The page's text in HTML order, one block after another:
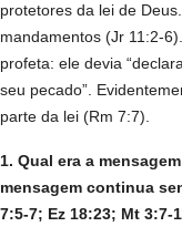
protetores da lei de
mandamentos (Jr 11:2-
profeta: ele devia
seu pecado”.
parte da lei (Rm 7:7).
1. Qual era a
mensagem continua
7:5-7; Ez 18:23; Mt 3:7-